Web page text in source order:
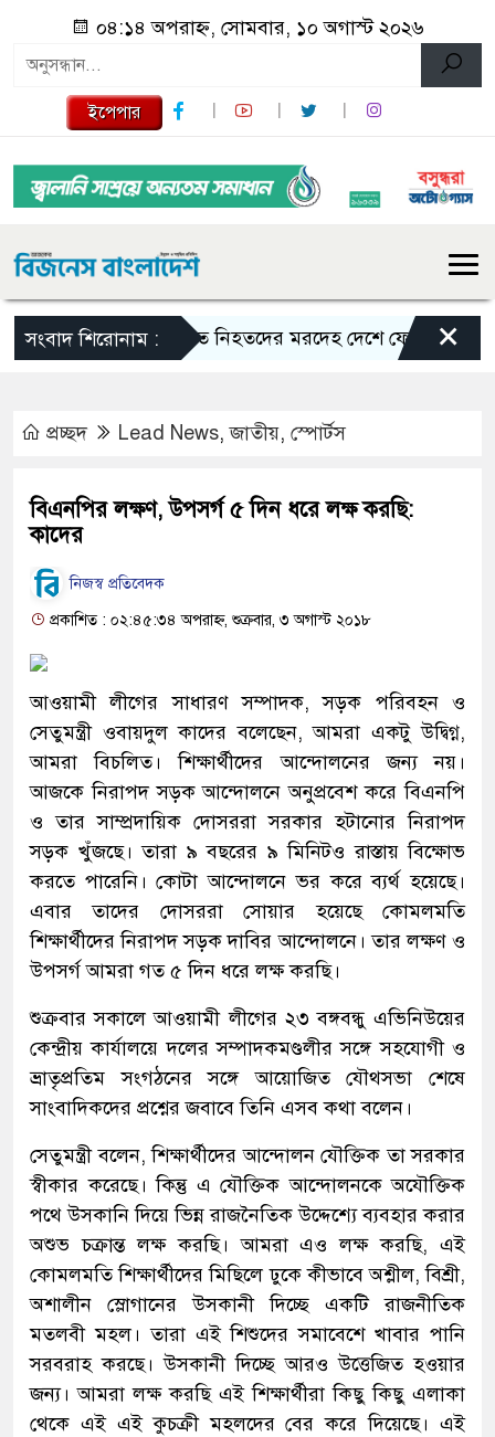
০৪:১৪ অপরাহ্ন, সোমবার, ১০ অগাস্ট ২০২৬
ইপেপার
সংবাদ শিরোনাম :
সৌদিতে নিহতদের মরদেহ দেশে ফেরাতে ব্যবস্থা×
প্রচ্ছদ Lead News,জাতীয়, স্পোর্টস
বিএনপির লক্ষণ, উপসর্গ ৫ দিন ধরে লক্ষ করছি:
কাদের
নিজস্ব প্রতিবেদক
প্রকাশিত : ০২:৪৫:৩৪ অপরাহ্ন, শুক্রবার, ৩ অগাস্ট ২০১৮
আওয়ামী লীগের সাধারণ সম্পাদক, সড়ক পরিবহন ও
সেতুমন্ত্রী ওবায়দুল কাদের বলেছেন, আমরা একটু উদ্বিগ্ন,
আমরা বিচলিত। শিক্ষার্থীদের আন্দোলনের জন্য নয়।
আজকে নিরাপদ সড়ক আন্দোলনে অনুপ্রবেশ করে বিএনপি
ও তার সাম্প্রদায়িক দোসররা সরকার হটানোর নিরাপদ
সড়ক খুঁজছে। তারা ৯ বছরের ৯ মিনিটও রাস্তায় বিক্ষোভ
করতে পারেনি। কোটা আন্দোলনে ভর করে ব্যর্থ হয়েছে।
এবার তাদের দোসররা সোয়ার হয়েছে কোমলমতি
শিক্ষার্থীদের নিরাপদ সড়ক দাবির আন্দোলনে। তার লক্ষণ ও
উপসর্গ আমরা গত ৫ দিন ধরে লক্ষ করছি।
শুক্রবার সকালে আওয়ামী লীগের ২৩ বঙ্গবন্ধু এভিনিউয়ের
কেন্দ্রীয় কার্যালয়ে দলের সম্পাদকমণ্ডলীর সঙ্গে সহযোগী ও
ভ্রাতৃপ্রতিম সংগঠনের সঙ্গে আয়োজিত যৌথসভা শেষে
সাংবাদিকদের প্রশ্নের জবাবে তিনি এসব কথা বলেন।
সেতুমন্ত্রী বলেন, শিক্ষার্থীদের আন্দোলন যৌক্তিক তা সরকার
স্বীকার করেছে। কিন্তু এ যৌক্তিক আন্দোলনকে অযৌক্তিক
পথে উসকানি দিয়ে ভিন্ন রাজনৈতিক উদ্দেশ্যে ব্যবহার করার
অশুভ চক্রান্ত লক্ষ করছি। আমরা এও লক্ষ করছি, এই
কোমলমতি শিক্ষার্থীদের মিছিলে ঢুকে কীভাবে অশ্লীল, বিশ্রী,
অশালীন স্লোগানের উসকানী দিচ্ছে একটি রাজনীতিক
মতলবী মহল। তারা এই শিশুদের সমাবেশে খাবার পানি
সরবরাহ করছে। উসকানী দিচ্ছে আরও উত্তেজিত হওয়ার
জন্য। আমরা লক্ষ করছি এই শিক্ষার্থীরা কিছু কিছু এলাকা
থেকে এই এই কুচক্রী মহলদের বের করে দিয়েছে। এই